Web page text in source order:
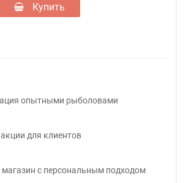
Купить
опытными рыболовами
для клиентов
магазин с персональным подходом